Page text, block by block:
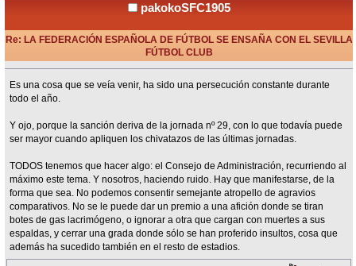
pakokoSFC1905
Re: LA FEDERACIÓN ESPAÑOLA DE FÚTBOL SE ENSAÑA CON EL SEVILLA
FÚTBOL CLUB
Es una cosa que se veía venir, ha sido una persecución constante durante
todo el año.
Y ojo, porque la sanción deriva de la jornada nº 29, con lo que todavía puede
ser mayor cuando apliquen los chivatazos de las últimas jornadas.
TODOS tenemos que hacer algo: el Consejo de Administración, recurriendo al
máximo este tema. Y nosotros, haciendo ruido. Hay que manifestarse, de la
forma que sea. No podemos consentir semejante atropello de agravios
comparativos. No se le puede dar un premio a una afición donde se tiran
botes de gas lacrimógeno, o ignorar a otra que cargan con muertes a sus
espaldas, y cerrar una grada donde sólo se han proferido insultos, cosa que
además ha sucedido también en el resto de estadios.